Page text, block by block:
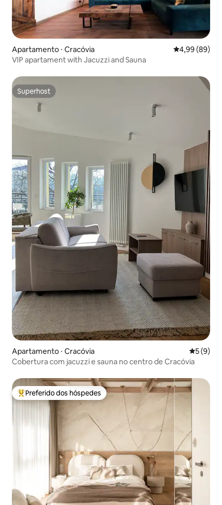
Apartamento ⋅ Cracóvia 4,99 de uma
4,99 (89)
VIP apartament with Jacuzzi and Sauna
Superhost
Superhost
Apartamento ⋅ Cracóvia 5 de
5 (9)
Cobertura com jacuzzi e sauna no centro de Cracóvia
Entre os melhores preferidos dos hóspedes
Preferido dos hóspedes